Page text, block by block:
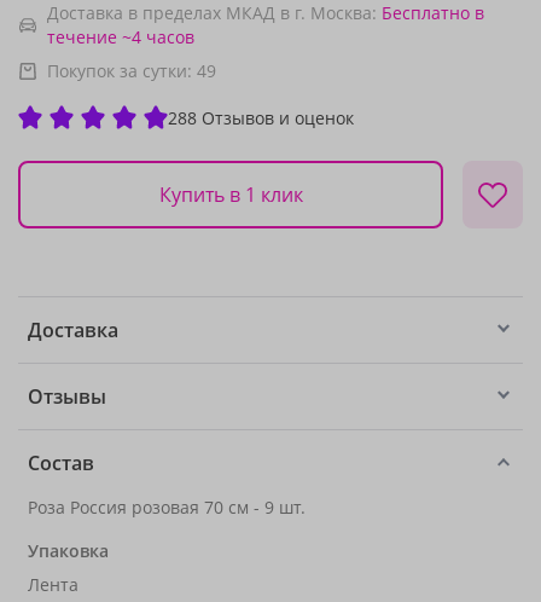
Доставка в пределах МКАД в г. Москва: Бесплатно в
течение ~4 часов
Покупок за сутки: 49
288 Отзывов и оценок
Купить в 1 клик
Доставка
Отзывы
Состав
Роза Россия розовая 70 см - 9 шт.
Упаковка
Лента